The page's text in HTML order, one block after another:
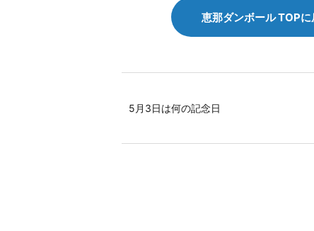
恵那ダンボール TOPに
5月3日は何の記念日